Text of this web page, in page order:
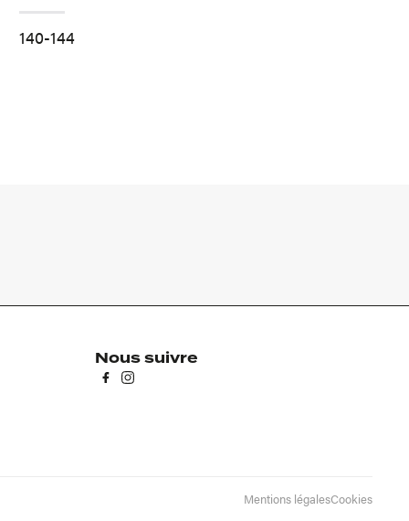
140-144
Nous suivre
Mentions légalesCookies